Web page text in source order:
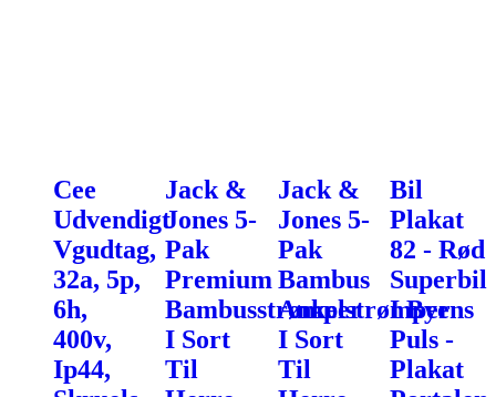
Cee
Udvendigt
Vgudtag,
32a, 5p,
6h,
400v,
Ip44,
Jack &
Jones 5-
Pak
Premium
Bambusstrømper
I Sort
Til
Jack &
Jones 5-
Pak
Bambus
Ankelstrømper
I Sort
Til
Bil
Plakat
82 - Rød
Superbil
I Byens
Puls -
Plakat